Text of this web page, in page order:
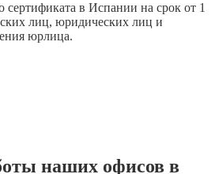
сертификата в Испании на срок от 1
лиц, юридических лиц и
юрлица.
наших офисов в